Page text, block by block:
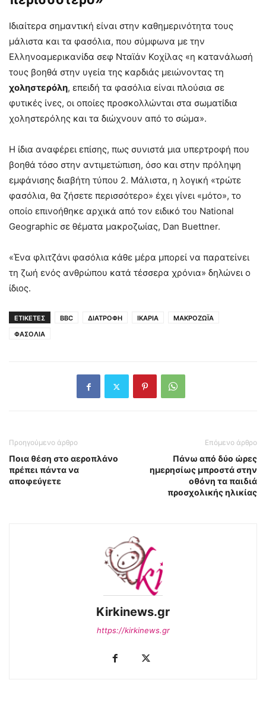
Ιδιαίτερα σημαντική είναι στην καθημερινότητα τους
μάλιστα και τα φασόλια, που σύμφωνα με την
Ελληνοαμερικανίδα σεφ Νταϊάν Κοχίλας «η κατανάλωσή
τους βοηθά στην υγεία της καρδιάς μειώνοντας τη
χοληστερόλη, επειδή τα φασόλια είναι πλούσια σε
φυτικές ίνες, οι οποίες προσκολλώνται στα σωματίδια
χοληστερόλης και τα διώχνουν από το σώμα».
Η ίδια αναφέρει επίσης, πως συνιστά μια υπερτροφή που
βοηθά τόσο στην αντιμετώπιση, όσο και στην πρόληψη
εμφάνισης διαβήτη τύπου 2. Μάλιστα, η λογική «τρώτε
φασόλια, θα ζήσετε περισσότερο» έχει γίνει «μότο», το
οποίο επινοήθηκε αρχικά από τον ειδικό του National
Geographic σε θέματα μακροζωίας, Dan Buettner.
«Ένα φλιτζάνι φασόλια κάθε μέρα μπορεί να παρατείνει
τη ζωή ενός ανθρώπου κατά τέσσερα χρόνια» δηλώνει ο
ίδιος.
ΕΤΙΚΕΤΕΣ BBC ΔΙΑΤΡΟΦΗ ΙΚΑΡΙΑ
ΜΑΚΡΟΖΩΪΑ
ΦΑΣΟΛΙΑ
Προηγούμενο άρθρο
Ποια θέση στο αεροπλάνο
πρέπει πάντα να
αποφεύγετε
Επόμενο άρθρο
Πάνω από δύο ώρες
ημερησίως μπροστά στην
οθόνη τα παιδιά
προσχολικής ηλικίας
Kirkinews.gr
https://kirkinews.gr